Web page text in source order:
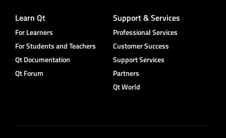
Learn Qt
For Learners
For Students and Teachers
Qt Documentation
Qt Forum
Support & Services
Professional Services
Customer Success
Support Services
Partners
Qt World